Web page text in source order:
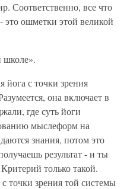
Соответственно, все что
ошметки этой великой
школе».
йога с точки зрения
она включает в
где суть йоги
мыслеформ на
знания, потом это
результат - и ты
только такой.
точки зрения той системы